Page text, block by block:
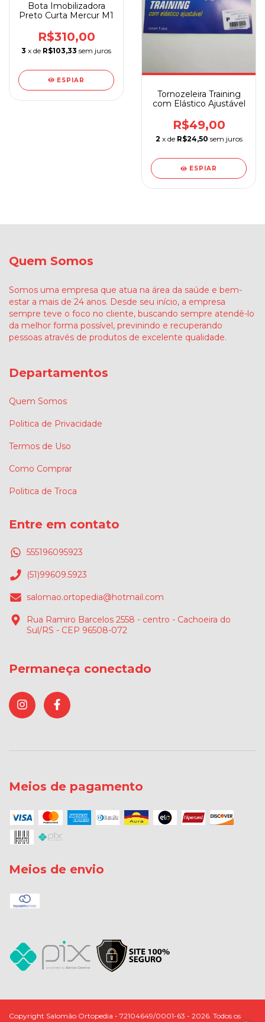
Bota Imobilizadora
Preto Curta Mercur M1
R$310,00
3 x de R$103,33 sem juros
ESPIAR
Tornozeleira Training
com Elástico Ajustável
R$49,00
2 x de R$24,50 sem juros
ESPIAR
Quem Somos
Somos uma empresa que atua na área da saúde e bem-
estar a mais de 24 anos. Desde seu início, a empresa
sempre teve o foco no cliente, buscando sempre atendê-lo
da melhor forma possível, previnindo e recuperando
pessoas através de produtos de excelente qualidade.
Departamentos
Quem Somos
Politica de Privacidade
Termos de Uso
Como Comprar
Politica de Troca
Entre em contato
555196095923
(51)99609.5923
salomao.ortopedia@hotmail.com
Rua Ramiro Barcelos 2558 - centro - Cachoeira do
Sul/RS - CEP 96508-072
Permaneça conectado
Meios de pagamento
Meios de envio
Copyright Salomão Ortopedia - 72104649/0001-63 - 2026. Todos os